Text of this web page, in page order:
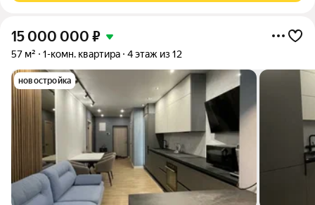
15 000 000 ₽
57 м² 1-комн. квартира 4 этаж из 12
новостройка